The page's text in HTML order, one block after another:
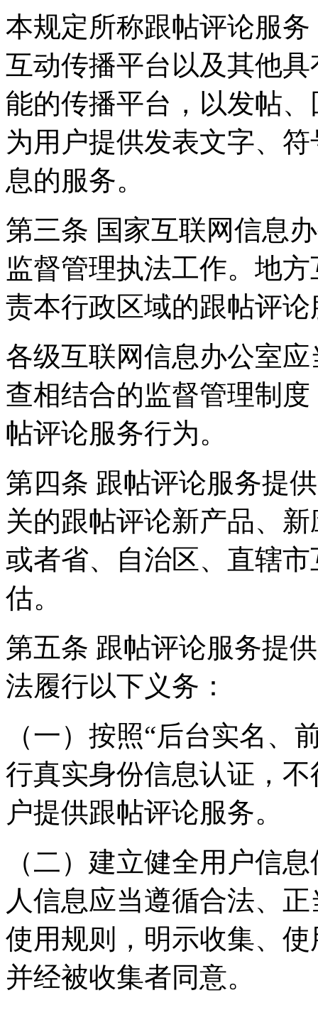
本规定所称跟帖评论服
互动传播平台以及其他
能的传播平台，以发帖
为用户提供发表文字、
息的服务。
第三条 国家互联网信息
监督管理执法工作。地
责本行政区域的跟帖评
各级互联网信息办公室
查相结合的监督管理制
帖评论服务行为。
第四条 跟帖评论服务提
关的跟帖评论新产品、
或者省、自治区、直辖
估。
第五条 跟帖评论服务提
法履行以下义务：
（一）按照“后台实名、
行真实身份信息认证，
户提供跟帖评论服务。
（二）建立健全用户信
人信息应当遵循合法、
使用规则，明示收集、
并经被收集者同意。